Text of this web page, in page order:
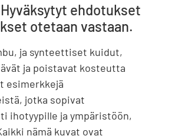
ehdotukset
otetaan vastaan.
ja synteettiset kuidut,
ja poistavat kosteutta
esimerkkejä
jotka sopivat
ihotyypille ja ympäristöön,
nämä kuvat ovat